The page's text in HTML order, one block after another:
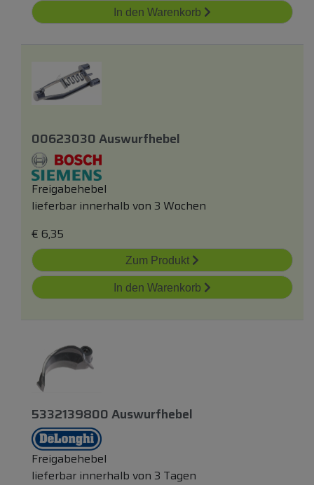
In den Warenkorb
00623030 Auswurfhebel
Freigabehebel
lieferbar innerhalb von 3 Wochen
€ 6,35
Zum Produkt
In den Warenkorb
5332139800 Auswurfhebel
Freigabehebel
lieferbar innerhalb von 3 Tagen